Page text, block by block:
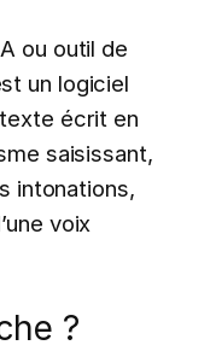
ou outil de
un logiciel
écrit en
saisissant,
intonations,
voix
?